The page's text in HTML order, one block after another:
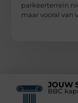
parkeerterrein
maar vooral van
JOUW
BBC